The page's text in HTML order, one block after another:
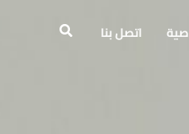
اتصل بنا البحث